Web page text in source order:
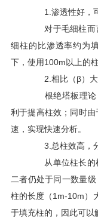
1.渗透性好，
对于毛细柱而
细柱的比渗透率约为
下，使用100m以上的
2.相比（β）大
根绝塔板理论
利于提高柱效；同时
速，实现快速分析。
3.总柱效高，分
从单位柱长的柱
二者仍处于同一数量
柱的长度（1m-10m）
于填充柱的，因此可以